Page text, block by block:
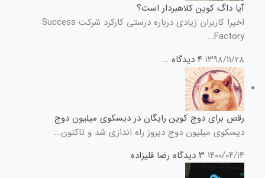
آیا داگ کوین کلاهبردار است؟
اخیرا کاربران زیادی درباره درستی کارکرد شرکت Success
Factory...
۱۳۹۸/۱۱/۲۸ ۴ دیدگاه ...
رقص برای دوج کوین رایگان در دیسکوی میلیون دوج
دیسکوی میلیون دوج دیروز راه اندازی شد و تاکنون...
۱۴۰۰/۰۴/۱۴ ۳ دیدگاه رضا قلیزاده